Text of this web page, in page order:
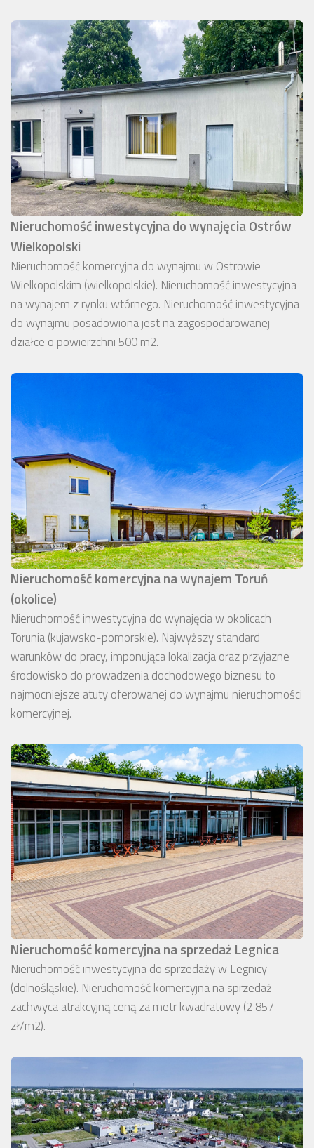
Nieruchomość inwestycyjna do wynajęcia Ostrów
Wielkopolski
Nieruchomość komercyjna do wynajmu w Ostrowie
Wielkopolskim (wielkopolskie). Nieruchomość inwestycyjna
na wynajem z rynku wtórnego. Nieruchomość inwestycyjna
do wynajmu posadowiona jest na zagospodarowanej
działce o powierzchni 500 m2.
Nieruchomość komercyjna na wynajem Toruń
(okolice)
Nieruchomość inwestycyjna do wynajęcia w okolicach
Torunia (kujawsko-pomorskie). Najwyższy standard
warunków do pracy, imponująca lokalizacja oraz przyjazne
środowisko do prowadzenia dochodowego biznesu to
najmocniejsze atuty oferowanej do wynajmu nieruchomości
komercyjnej.
Nieruchomość komercyjna na sprzedaż Legnica
Nieruchomość inwestycyjna do sprzedaży w Legnicy
(dolnośląskie). Nieruchomość komercyjna na sprzedaż
zachwyca atrakcyjną ceną za metr kwadratowy (2 857
zł/m2).